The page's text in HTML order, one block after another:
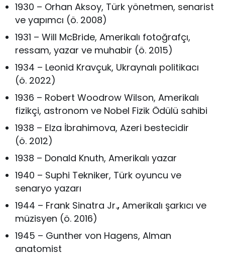
1930 – Orhan Aksoy, Türk yönetmen, senarist
ve yapımcı (ö. 2008)
1931 – Will McBride, Amerikalı fotoğrafçı,
ressam, yazar ve muhabir (ö. 2015)
1934 – Leonid Kravçuk, Ukraynalı politikacı
(ö. 2022)
1936 – Robert Woodrow Wilson, Amerikalı
fizikçi, astronom ve Nobel Fizik Ödülü sahibi
1938 – Elza İbrahimova, Azeri bestecidir
(ö. 2012)
1938 – Donald Knuth, Amerikalı yazar
1940 – Suphi Tekniker, Türk oyuncu ve
senaryo yazarı
1944 – Frank Sinatra Jr., Amerikalı şarkıcı ve
müzisyen (ö. 2016)
1945 – Gunther von Hagens, Alman
anatomist